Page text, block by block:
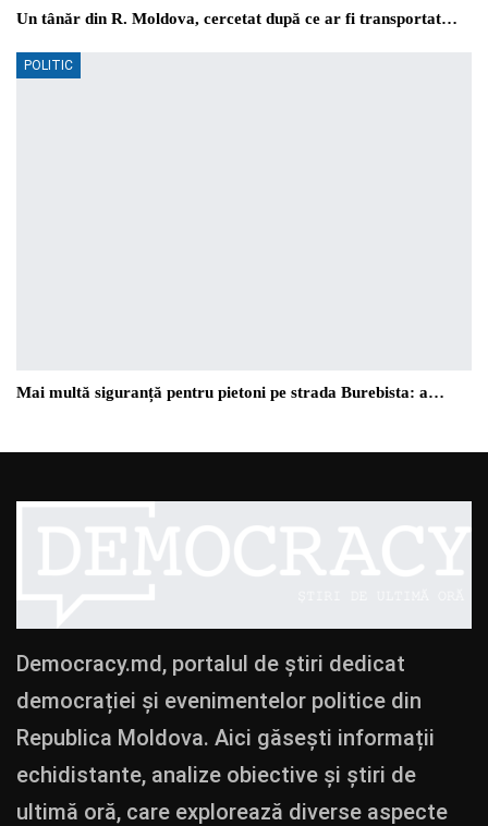
Un tânăr din R. Moldova, cercetat după ce ar fi transportat…
POLITIC
Mai multă siguranță pentru pietoni pe strada Burebista: a…
Democracy.md, portalul de știri dedicat
democrației și evenimentelor politice din
Republica Moldova. Aici găsești informații
echidistante, analize obiective și știri de
ultimă oră, care explorează diverse aspecte